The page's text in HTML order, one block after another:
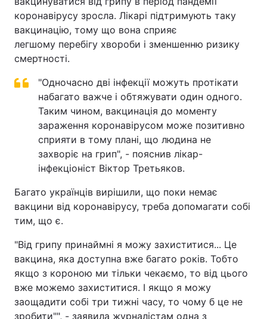
коронавірусу зросла. Лікарі підтримують таку
вакцинацію, тому що вона сприяє
легшому перебігу хвороби і зменшенню ризику
смертності.
"Одночасно дві інфекції можуть протікати
набагато важче і обтяжувати один одного.
Таким чином, вакцинація до моменту
зараження коронавірусом може позитивно
сприяти в тому плані, що людина не
захворіє на грип", - пояснив лікар-
інфекціоніст Віктор Третьяков.
Багато українців вирішили, що поки немає
вакцини від коронавірусу, треба допомагати собі
тим, що є.
"Від грипу принаймні я можу захиститися... Це
вакцина, яка доступна вже багато років. Тобто
якщо з короною ми тільки чекаємо, то від цього
вже можемо захиститися. І якщо я можу
заощадити собі три тижні часу, то чому б це не
зробити"", - заявила журналістам одна з